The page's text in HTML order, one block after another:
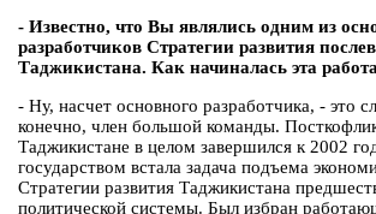
- Известно, что Вы являлись одним из
разработчиков Стратегии развития
Таджикистана. Как начиналась эта
- Ну, насчет основного разработчика, - это
конечно, член большой команды.
Таджикистане в целом завершился к 2002
государством встала задача подъема
Стратегии развития Таджикистана
политической системы. Был избран